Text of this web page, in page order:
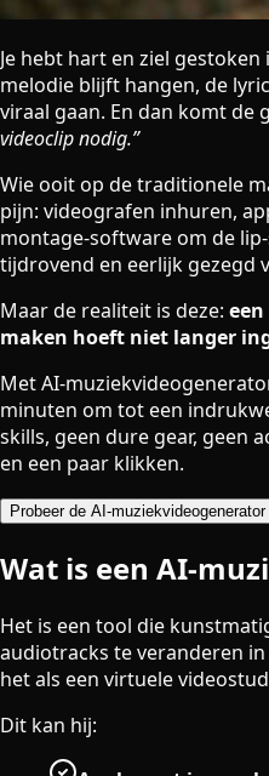
Je hebt hart en ziel
melodie blijft hangen, de
viraal gaan. En dan komt de
videoclip nodig.”
Wie ooit op de traditionele
pijn: videografen inhuren,
montage-software om de
tijdrovend en eerlijk gezegd
Maar de realiteit is deze:
maken hoeft niet langer
Met AI-
minuten om tot een
skills, geen dure gear, geen
en een paar klikken.
Probeer de AI-
Wat is een AI-
Het is een tool die
audiotracks te veranderen in
het als een virtuele
Dit kan hij: